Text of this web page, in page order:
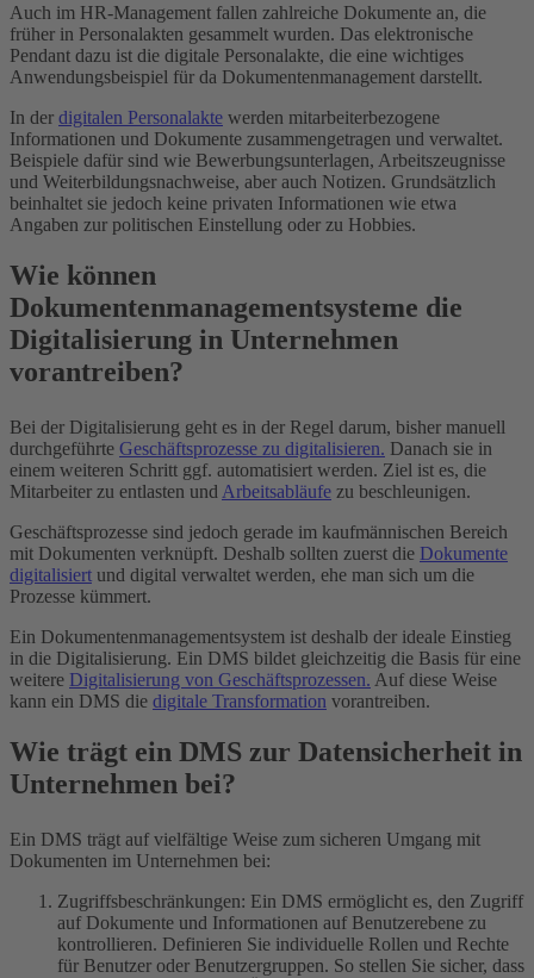
Auch im HR-Management fallen zahlreiche Dokumente an, die
früher in Personalakten gesammelt wurden. Das elektronische
Pendant dazu ist die digitale Personalakte, die eine wichtiges
Anwendungsbeispiel für da Dokumentenmanagement darstellt.
In der digitalen Personalakte werden mitarbeiterbezogene
Informationen und Dokumente zusammengetragen und verwaltet.
Beispiele dafür sind wie Bewerbungsunterlagen, Arbeitszeugnisse
und Weiterbildungsnachweise, aber auch Notizen. Grundsätzlich
beinhaltet sie jedoch keine privaten Informationen wie etwa
Angaben zur politischen Einstellung oder zu Hobbies.
Wie können
Dokumentenmanagementsysteme die
Digitalisierung in Unternehmen
vorantreiben?
Bei der Digitalisierung geht es in der Regel darum, bisher manuell
durchgeführte Geschäftsprozesse zu digitalisieren. Danach sie in
einem weiteren Schritt ggf. automatisiert werden. Ziel ist es, die
Mitarbeiter zu entlasten und Arbeitsabläufe zu beschleunigen.
Geschäftsprozesse sind jedoch gerade im kaufmännischen Bereich
mit Dokumenten verknüpft. Deshalb sollten zuerst die Dokumente
digitalisiert und digital verwaltet werden, ehe man sich um die
Prozesse kümmert.
Ein Dokumentenmanagementsystem ist deshalb der ideale Einstieg
in die Digitalisierung. Ein DMS bildet gleichzeitig die Basis für eine
weitere Digitalisierung von Geschäftsprozessen. Auf diese Weise
kann ein DMS die digitale Transformation vorantreiben.
Wie trägt ein DMS zur Datensicherheit in
Unternehmen bei?
Ein DMS trägt auf vielfältige Weise zum sicheren Umgang mit
Dokumenten im Unternehmen bei:
Zugriffsbeschränkungen: Ein DMS ermöglicht es, den Zugriff
auf Dokumente und Informationen auf Benutzerebene zu
kontrollieren. Definieren Sie individuelle Rollen und Rechte
für Benutzer oder Benutzergruppen. So stellen Sie sicher, dass